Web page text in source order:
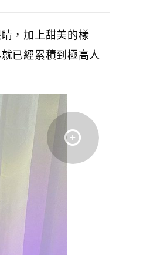
，加上甜美的樣
已經累積到極高人